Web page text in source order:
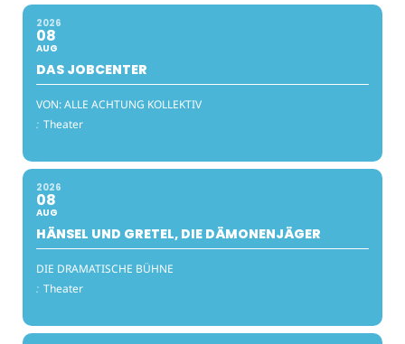
2026
08
AUG
DAS JOBCENTER
VON: ALLE ACHTUNG KOLLEKTIV
: Theater
2026
08
AUG
HÄNSEL UND GRETEL, DIE DÄMONENJÄGER
DIE DRAMATISCHE BÜHNE
: Theater